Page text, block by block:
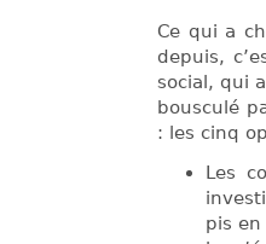
Ce qui a
depuis,
social, qui
bousculé
: les cinq
Les
pis